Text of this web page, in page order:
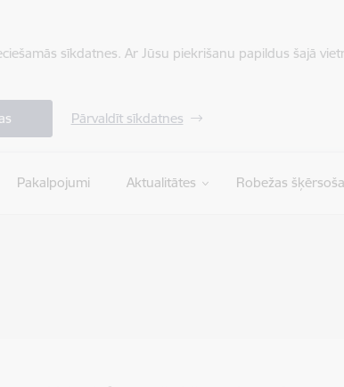
sīkdatnes. Ar Jūsu piekrišanu papildus šajā
Pārvaldīt sīkdatnes
Pakalpojumi Aktualitātes Robežas